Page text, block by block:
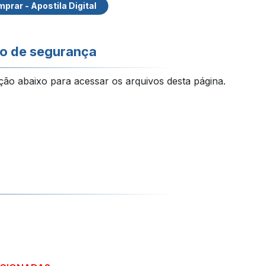
- Apostila Digital
de segurança
abaixo para acessar os arquivos desta página.